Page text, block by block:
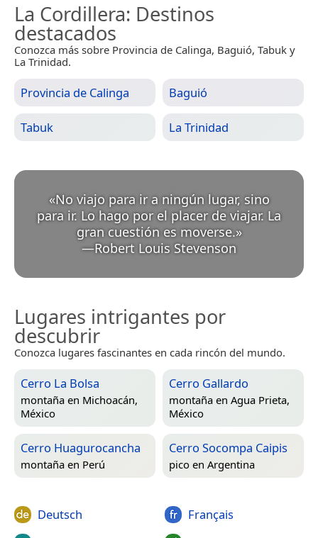
La Cordillera: Destinos
destacados
Conozca más sobre Provincia de Calinga, Baguió, Tabuk y
La Trinidad.
Provincia de Calinga Baguió
Tabuk La Trinidad
«No viajo para ir a ningún lugar, sino
para ir. Lo hago por el placer de viajar. La
gran cuestión es moverse. »
—Robert Louis Stevenson
Lugares intrigantes por
descubrir
Conozca lugares fascinantes en cada rincón del mundo.
Cerro La Bolsa
montaña en Michoacán,
México
Cerro Gallardo
montaña en Agua Prieta,
México
Cerro Huagurocancha
montaña en Perú
Cerro Socompa Caipis
pico en Argentina
Deutsch
Français